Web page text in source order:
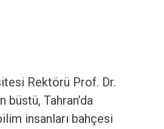
Rektörü Prof. Dr.
büstü, Tahran’da
insanları bahçesi